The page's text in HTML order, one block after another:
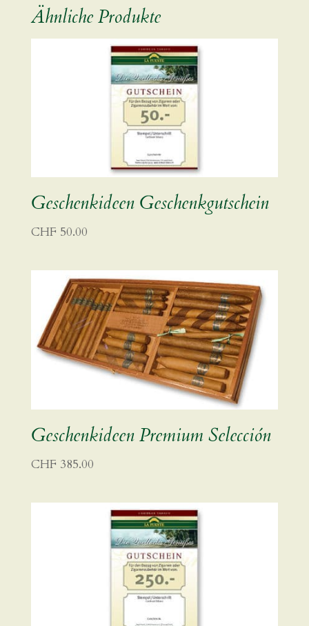
Ähnliche Produkte
Geschenkideen Geschenkgutschein
CHF 50.00
Geschenkideen Premium Selección
CHF 385.00